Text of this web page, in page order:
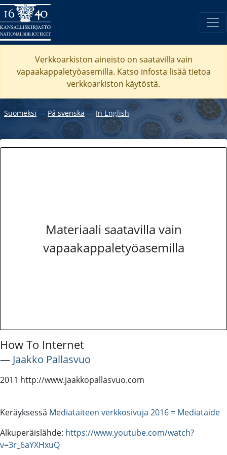
Verkkoarkiston aineisto on saatavilla vain
vapaakappaletyöasemilla. Katso infosta lisää tietoa
verkkoarkiston käytöstä.
Suomeksi ― På svenska― In English
Materiaali saatavilla vain
vapaakappaletyöasemilla
How To Internet
― Jaakko Pallasvuo
2011 http://www.jaakkopallasvuo.com
Keräyksessä Mediataiteen verkkosivuja 2016 = Mediataide
Alkuperäislähde: https://www.youtube.com/watch?
v=3r_6aYXHxuQ